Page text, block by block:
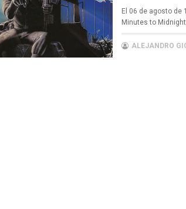
El 06 de agosto de
Minutes to
ALEJANDRO